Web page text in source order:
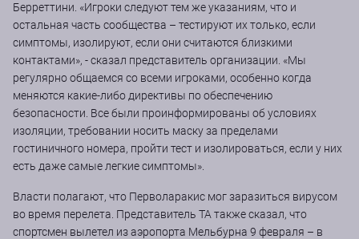
Берреттини. «Игроки следуют тем же указаниям, что и
остальная часть сообщества – тестируют их только, если
симптомы, изолируют, если они считаются близкими
контактами», - сказал представитель организации. «Мы
регулярно общаемся со всеми игроками, особенно когда
меняются какие-либо директивы по обеспечению
безопасности. Все были проинформированы об условиях
изоляции, требовании носить маску за пределами
гостиничного номера, пройти тест и изолироваться, если у них
есть даже самые легкие симптомы».
Власти полагают, что Перволаракис мог заразиться вирусом
во время перелета. Представитель TA также сказал, что
спортсмен вылетел из аэропорта Мельбурна 9 февраля – в